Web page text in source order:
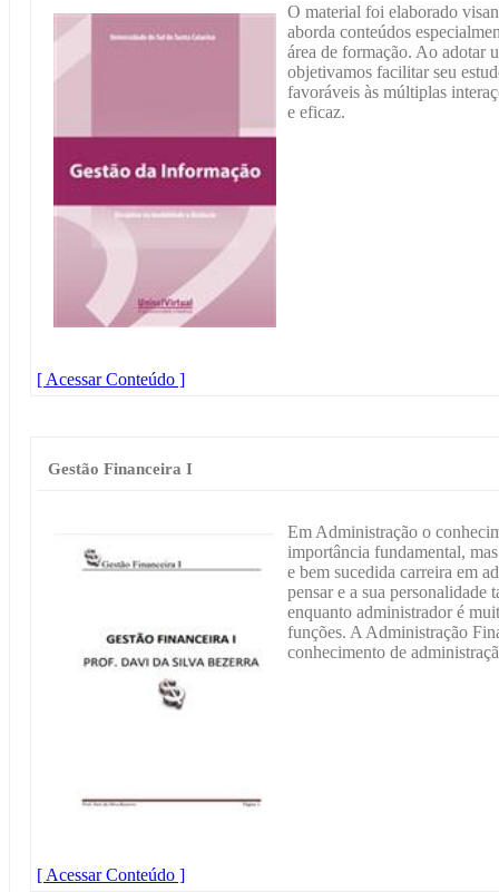
O material foi elaborado
aborda conteúdos
área de formação. Ao adotar
objetivamos facilitar seu
favoráveis às múltiplas
e eficaz.
[ Acessar Conteúdo ]
Gestão Financeira I
Em Administração o
importância fundamental,
e bem sucedida carreira em
pensar e a sua personalidade
enquanto administrador é
funções. A Administração
conhecimento de
[ Acessar Conteúdo ]